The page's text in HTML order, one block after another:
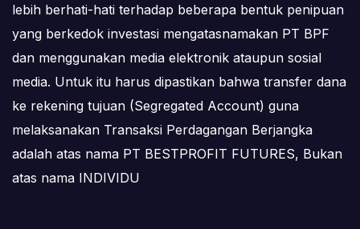
lebih berhati-hati terhadap beberapa bentuk penipuan
yang berkedok investasi mengatasnamakan PT BPF
dan menggunakan media elektronik ataupun sosial
media. Untuk itu harus dipastikan bahwa transfer dana
ke rekening tujuan (Segregated Account) guna
melaksanakan Transaksi Perdagangan Berjangka
adalah atas nama PT BESTPROFIT FUTURES, Bukan
atas nama INDIVIDU